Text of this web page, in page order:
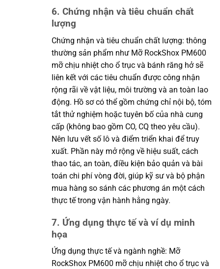
6. Chứng nhận và tiêu chuẩn chất
lượng
Chứng nhận và tiêu chuẩn chất lượng: thông
thường sản phẩm như Mỡ RockShox PM600
mỡ chịu nhiệt cho ổ trục và bánh răng hở sẽ
liên kết với các tiêu chuẩn được công nhận
rộng rãi về vật liệu, môi trường và an toàn lao
động. Hồ sơ có thể gồm chứng chỉ nội bộ, tóm
tắt thử nghiệm hoặc tuyên bố của nhà cung
cấp (không bao gồm CO, CQ theo yêu cầu).
Nên lưu vết số lô và điểm triển khai để truy
xuất. Phần này mở rộng về hiệu suất, cách
thao tác, an toàn, điều kiện bảo quản và bài
toán chi phí vòng đời, giúp kỹ sư và bộ phận
mua hàng so sánh các phương án một cách
thực tế trong vận hành hằng ngày.
7. Ứng dụng thực tế và ví dụ minh
họa
Ứng dụng thực tế và ngành nghề: Mỡ
RockShox PM600 mỡ chịu nhiệt cho ổ trục và